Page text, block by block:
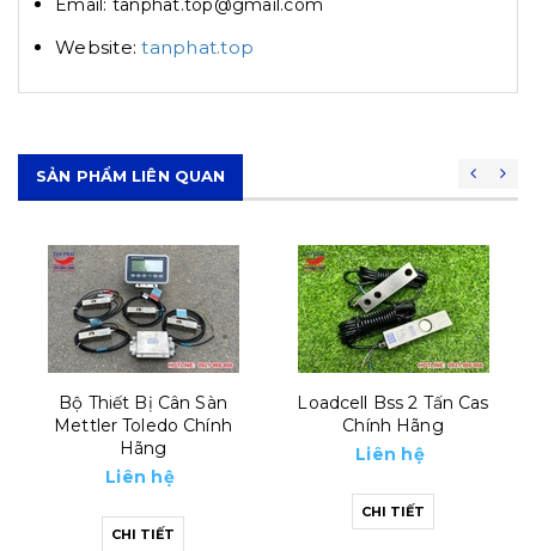
Email: tanphat.top@gmail.com
Website:tanphat.top
SẢN PHẨM LIÊN QUAN
Loadcell Bss 2 Tấn Cas
Chính Hãng
Liên hệ
Loadcell Bss 500kg Cas
Chính Hãng
Liên hệ
CHI TIẾT